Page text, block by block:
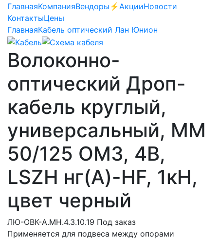
ГлавнаяКомпанияВендоры ⚡️АкцииНовости
КонтактыЦены
ГлавнаяКабель оптический Лан Юнион
Волоконно-
оптический Дроп-
кабель круглый,
универсальный, MM
50/125 OM3, 4В,
LSZH нг(A)-HF, 1кН,
цвет черный
ЛЮ-ОВК-А.МН.4.3.10.19 Под заказ
Применяется для подвеса между опорами